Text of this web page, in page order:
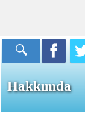
Hakkımda